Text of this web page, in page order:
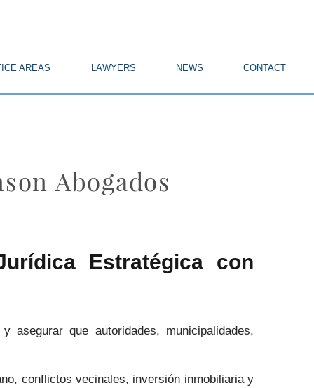
AREAS LAWYERS NEWS CONTACT
Abogados
Estratégica con
que autoridades, municipalidades,
conflictos vecinales, inversión inmobiliaria y